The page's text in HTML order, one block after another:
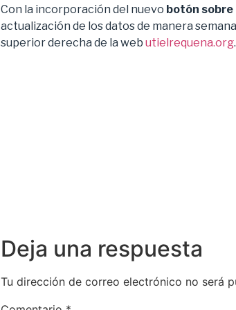
Con la incorporación del nuevo botón sobre
actualización de los datos de manera
superior derecha de la web utielrequena.org.
Deja una respuesta
Tu dirección de correo electrónico no será